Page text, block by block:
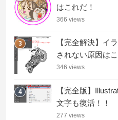
はこれだ！
366 views
3
【完全解決】イ
されない原因はこ
346 views
4
【完全版】
文字も復活！！
277 views